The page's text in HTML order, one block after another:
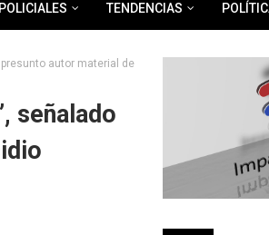
POLICIALES TENDENCIAS
autor material de
señalado